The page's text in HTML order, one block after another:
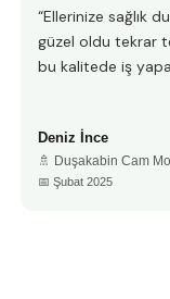
“Ellerinize sağlık
güzel oldu tekrar
bu kalitede iş
Deniz İnce
🚿 Duşakabin Cam
📅 Şubat 2025